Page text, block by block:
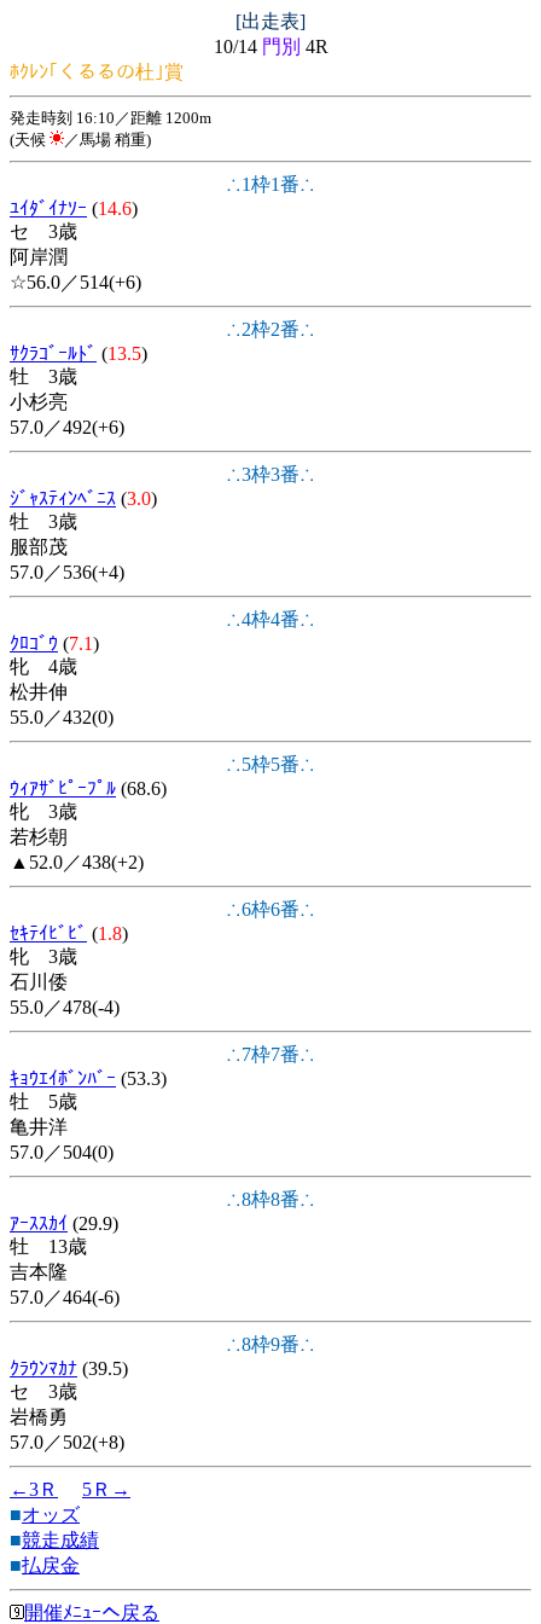
[出走表]
10/14 門別 4R
ﾎｸﾚﾝ｢くるるの杜｣賞
発走時刻 16:10／距離 1200m
(天候
／馬場 稍重)
∴1枠1番∴
ﾕｲﾀﾞｲﾅｿｰ (14.6)
セ 3歳
阿岸潤
☆56.0／514(+6)
∴2枠2番∴
ｻｸﾗｺﾞｰﾙﾄﾞ (13.5)
牡 3歳
小杉亮
57.0／492(+6)
∴3枠3番∴
ｼﾞｬｽﾃｨﾝﾍﾞﾆｽ (3.0)
牡 3歳
服部茂
57.0／536(+4)
∴4枠4番∴
ｸﾛｺﾞｳ (7.1)
牝 4歳
松井伸
55.0／432(0)
∴5枠5番∴
ｳｨｱｻﾞﾋﾟｰﾌﾟﾙ (68.6)
牝 3歳
若杉朝
▲52.0／438(+2)
∴6枠6番∴
ｾｷﾃｲﾋﾞﾋﾞ (1.8)
牝 3歳
石川倭
55.0／478(-4)
∴7枠7番∴
ｷｮｳｴｲﾎﾞﾝﾊﾞｰ (53.3)
牡 5歳
亀井洋
57.0／504(0)
∴8枠8番∴
ｱｰｽｽｶｲ (29.9)
牡 13歳
吉本隆
57.0／464(-6)
∴8枠9番∴
ｸﾗｳﾝﾏｶﾅ (39.5)
セ 3歳
岩橋勇
57.0／502(+8)
←3Ｒ
5Ｒ→
■オッズ
■競走成績
■払戻金
開催ﾒﾆｭｰへ戻る